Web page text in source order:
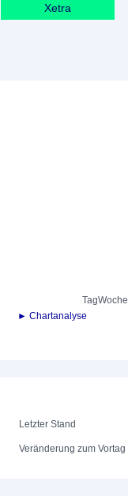
Xetra
TagWoche
► Chartanalyse
Letzter Stand
Veränderung zum Vortag